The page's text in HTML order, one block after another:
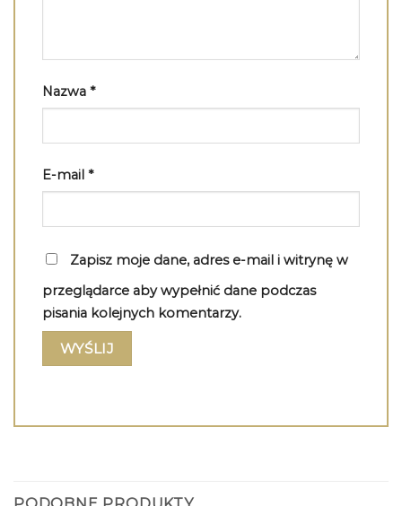
Nazwa *
E-mail *
Zapisz moje dane, adres e-mail i witrynę w
przeglądarce aby wypełnić dane podczas
pisania kolejnych komentarzy.